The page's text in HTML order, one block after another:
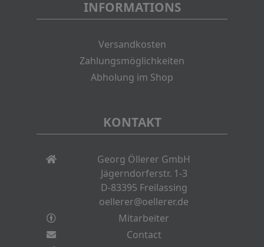
INFORMATIONS
Versandkosten
Zahlungsmöglichkeiten
Abholung im Shop
KONTAKT
Georg Öllerer GmbH
Jägerndorferstr. 1-3
D-83395 Freilassing
oellerer@oellerer.de
Mitarbeiter
Contact